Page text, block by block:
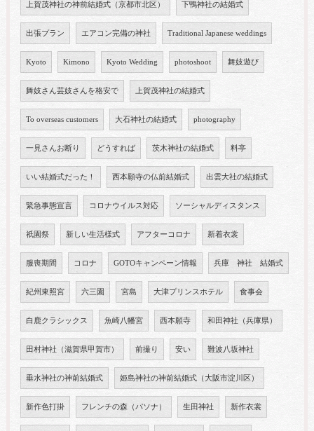
上賀茂神社の神前結婚式（京都市北区） 下鴨神社の結婚式
出張プラン エアコン完備の神社 Traditional Japanese weddings
Kyoto Kimono Kyoto Wedding photoshoot 舞妓遊び
舞妓さん芸妓さんを格安で 上賀茂神社の結婚式
To overseas customers 大石神社の結婚式 photography
一見さんお断り どうすれば 茨木神社の結婚式 料亭
いい結婚式だった！ 西本願寺の仏前結婚式 出雲大社の結婚式
緊急事態宣言 コロナウイルス対応 ソーシャルディスタンス
祇園祭 新しい生活様式 アフターコロナ 新着衣裳
服喪期間 コロナ GOTOキャンペーン情報 兵庫 神社 結婚式
紀州東照宮 六三園 宮島 大津プリンスホテル 食事会
白鹿クラシックス 魚崎八幡宮 西本願寺 和田神社（兵庫県）
田村神社（滋賀県甲賀市） 前撮り 安い 難波八坂神社
垂水神社の神前結婚式 姫島神社の神前結婚式（大阪市淀川区）
新作色打掛 フレンチの森（パソナ） 生田神社 新作衣裳